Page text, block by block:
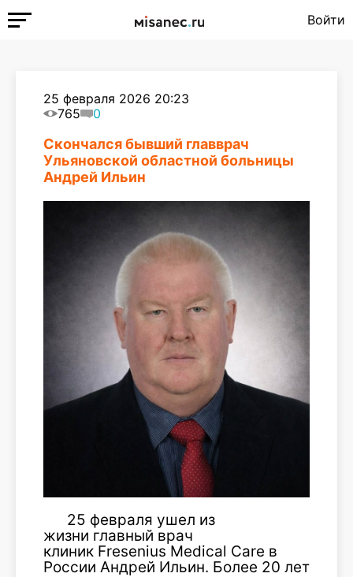
Войти
25 февраля 2026 20:23
765
0
Скончался бывший главврач
Ульяновской областной больницы
Андрей Ильин
25 февраля ушел из
жизни главный врач
клиник Fresenius Medical Care в
России Андрей Ильин. Более 20 лет